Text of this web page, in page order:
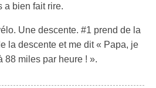
a bien fait rire.
Une descente. #1 prend de la
la descente et me dit « Papa, je
88 miles par heure ! ».